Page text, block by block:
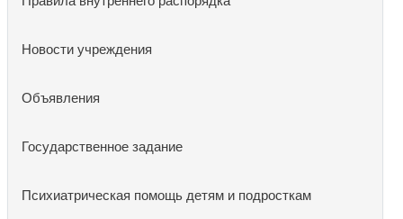
Новости учреждения
Объявления
Государственное задание
Психиатрическая помощь детям и подросткам